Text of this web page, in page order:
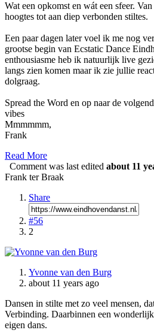
Wat een opkomst en wát een sfeer.
hoogtes tot aan diep verbonden stiltes.
Een paar dagen later voel ik me nog
grootse begin van Ecstatic Dance
enthousiasme heb ik natuurlijk live
langs zien komen maar ik zie jullie
dolgraag.
Spread the Word en op naar de
vibes
Mmmmmm,
Frank
Read More
Comment was last edited about 11
Frank ter Braak
Share
#56
2
Yvonne van den Burg
about 11 years ago
Dansen in stilte met zo veel mensen,
Verbinding. Daarbinnen een
eigen dans.